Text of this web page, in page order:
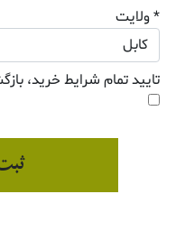
* ولایت
تایید تمام شرایط خرید،